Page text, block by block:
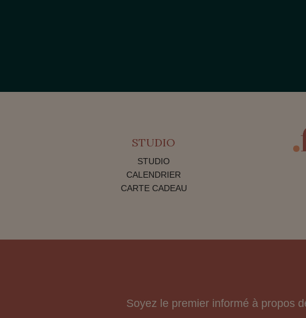
STUDIO
STUDIO
CALENDRIER
CARTE CADEAU
Soyez le premier informé à propos